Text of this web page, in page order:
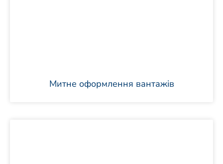
Митне оформлення вантажів